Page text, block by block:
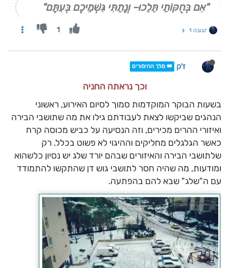
"אִם בְּחֻקּוֹתַי תֵּלֵכוּ- וְנָתַתִּי גִּשְׁמֵיכֶם בְּעִתָּם"
תגובה 1 1
ז'ק 👑 מלך ההימורים
וכך נראתה החניה
בשעות הבוקר המוקדמות סמוך לסיום האירוע, ראשוני
הנהגים שביקשו לצאת לעבודתם גילו את מה שתושבי הבירה
ואיזורי ההרים מכירים, וזה הנסיעה על כביש מכוסה קרח
כאשר הגלגלים מחליקים וההיגוי לא פשוט בכלל. רק
שלתושבי הבירה והאיזורים שבהם יורד שלג יש נסיון כלשהוא
ומודעות, מה שהיה חסר לתושבי גוש דן שהתקשו להתמודד
עם ה"שלג" שבא להם בהפתעה.